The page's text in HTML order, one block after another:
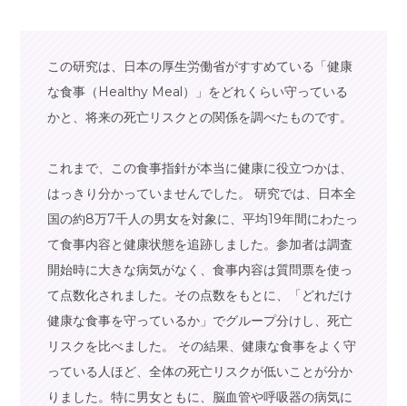
この研究は、日本の厚生労働省がすすめている「健康
な食事（Healthy Meal）」をどれくらい守っている
かと、将来の死亡リスクとの関係を調べたものです。
これまで、この食事指針が本当に健康に役立つかは、
はっきり分かっていませんでした。 研究では、日本全
国の約8万7千人の男女を対象に、平均19年間にわたっ
て食事内容と健康状態を追跡しました。参加者は調査
開始時に大きな病気がなく、食事内容は質問票を使っ
て点数化されました。その点数をもとに、「どれだけ
健康な食事を守っているか」でグループ分けし、死亡
リスクを比べました。 その結果、健康な食事をよく守
っている人ほど、全体の死亡リスクが低いことが分か
りました。特に男女ともに、脳血管や呼吸器の病気に